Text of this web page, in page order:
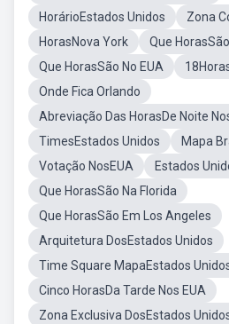
HorárioEstados Unidos
Zona
HorasNova York
Que
Que HorasSão No EUA
Onde Fica Orlando
Abreviação Das HorasDe Noite
TimesEstados Unidos
Mapa
Votação NosEUA
Estados
Que HorasSão Na Florida
Que HorasSão Em Los Angeles
Arquitetura DosEstados Unidos
Time Square MapaEstados
Cinco HorasDa Tarde Nos EUA
Zona Exclusiva DosEstados